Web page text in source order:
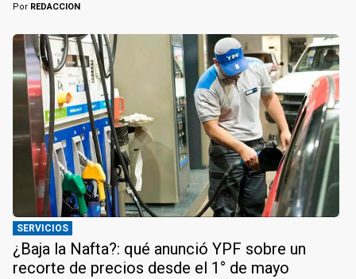
Por REDACCION
SERVICIOS
¿Baja la Nafta?: qué anunció YPF sobre un
recorte de precios desde el 1° de mayo